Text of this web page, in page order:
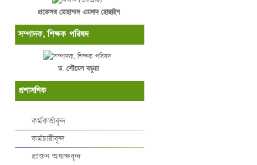
প্রফেসর মোহাম্মদ এমদাদ হোছাইন
সম্পাদক, শিক্ষক পরিষদ
ড. সৌমেন বড়ুয়া
প্রশাসনিক
কর্মকর্তাবৃন্দ
কর্মচারীবৃন্দ
প্রাক্তন অধ্যক্ষবৃন্দ